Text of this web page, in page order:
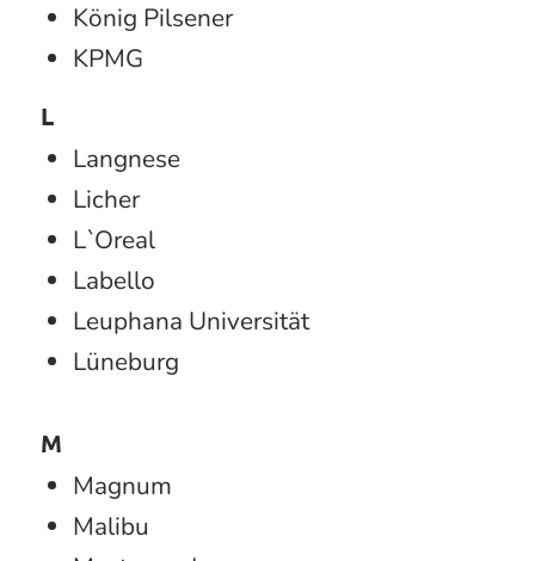
König Pilsener
KPMG
L
Langnese
Licher
L`Oreal
Labello
Leuphana Universität
Lüneburg
M
Magnum
Malibu